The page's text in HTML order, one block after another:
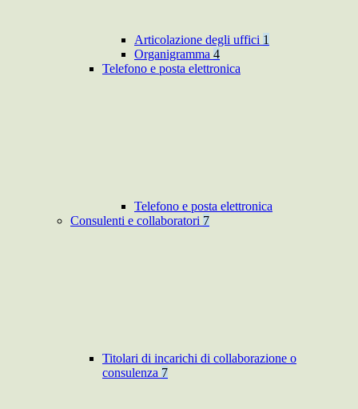
Articolazione degli uffici 1
Organigramma 4
Telefono e posta elettronica
Telefono e posta elettronica
Consulenti e collaboratori 7
Titolari di incarichi di collaborazione o
consulenza 7